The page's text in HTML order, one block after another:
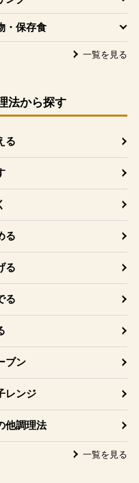
く
・保存食
一覧を見る
法から探す
る
る
る
る
ブン
レンジ
他調理法
一覧を見る